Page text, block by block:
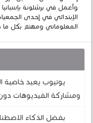
وأعمل في برشلونة
الإبتدائي في إحدى
المعلوماتي ومهتم بكل ما
يوتيوب يعيد خاصية
ومشاركة الفيديوهات
بفضل الذكاء